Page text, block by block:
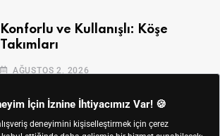
Konforlu ve Kullanışlı: Köşe
Takımları
AĞUSTOS 2, 2026